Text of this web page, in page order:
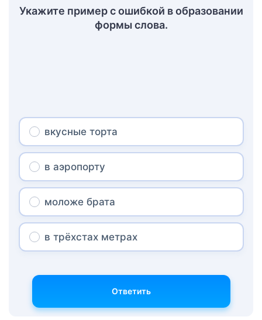
Укажите пример с ошибкой в образовании
формы слова.
вкусные торта
в аэропорту
моложе брата
в трёхстах метрах
Ответить